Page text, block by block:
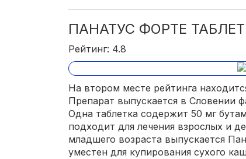
ПАНАТУС ФОРТЕ
Рейтинг: 4.8
На втором месте рейтинга
Препарат выпускается в Словении
Одна таблетка содержит 50 мг
подходит для лечения взрослых и
младшего возраста выпускается
уместен для купирования сухого